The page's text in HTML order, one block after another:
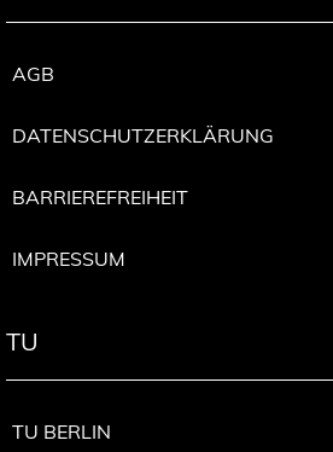
AGB
DATENSCHUTZERKLÄRUNG
BARRIEREFREIHEIT
IMPRESSUM
TU
TU BERLIN